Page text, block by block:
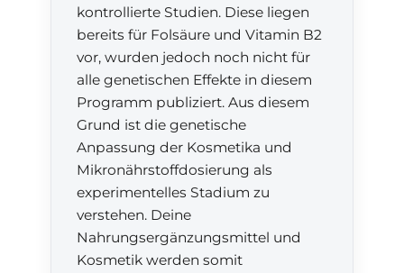
kontrollierte Studien. Diese liegen
bereits für Folsäure und Vitamin B2
vor, wurden jedoch noch nicht für
alle genetischen Effekte in diesem
Programm publiziert. Aus diesem
Grund ist die genetische
Anpassung der Kosmetika und
Mikronährstoffdosierung als
experimentelles Stadium zu
verstehen. Deine
Nahrungsergänzungsmittel und
Kosmetik werden somit